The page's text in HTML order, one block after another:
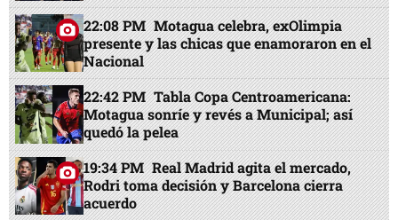
22:08 PM Motagua celebra, exOlimpia
presente y las chicas que enamoraron en el
Nacional
22:42 PM Tabla Copa Centroamericana:
Motagua sonríe y revés a Municipal; así
quedó la pelea
19:34 PM Real Madrid agita el mercado,
Rodri toma decisión y Barcelona cierra
acuerdo